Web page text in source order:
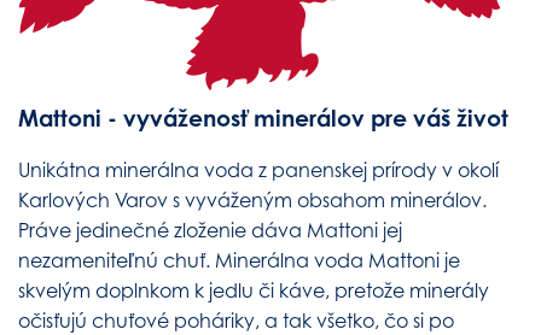
Mattoni - vyváženosť minerálov pre váš život
Unikátna minerálna voda z panenskej prírody v okolí
Karlových Varov s vyváženým obsahom minerálov.
Práve jedinečné zloženie dáva Mattoni jej
nezameniteľnú chuť. Minerálna voda Mattoni je
skvelým doplnkom k jedlu či káve, pretože minerály
očisťujú chuťové poháriky, a tak všetko, čo si po